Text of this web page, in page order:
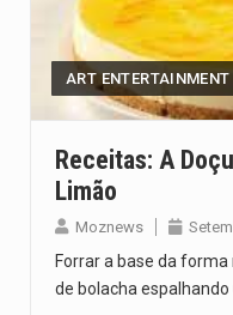
ART ENTERTAINMENT
Receitas: A
Limão
Moznews
Forrar a base da
de bolacha